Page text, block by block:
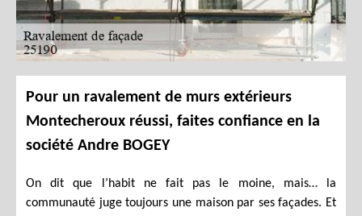
Pour un ravalement de murs extérieurs
Montecheroux réussi, faites confiance en la
société Andre BOGEY
On dit que l’habit ne fait pas le moine, mais… la
communauté juge toujours une maison par ses façades. Et